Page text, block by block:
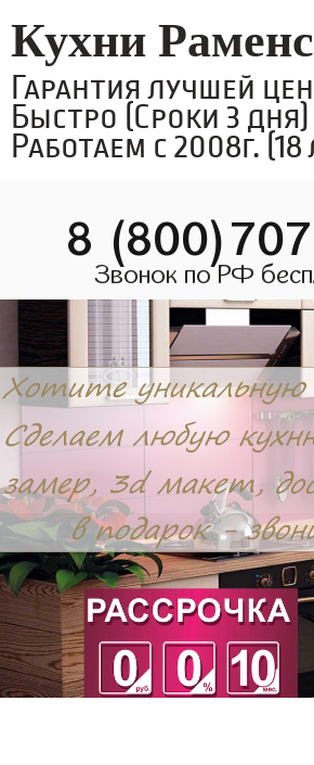
Кухни
Гарантия лучшей
Быстро (Сроки 3 дня)
Работаем с 2008г. (18
8
Звонок по РФ